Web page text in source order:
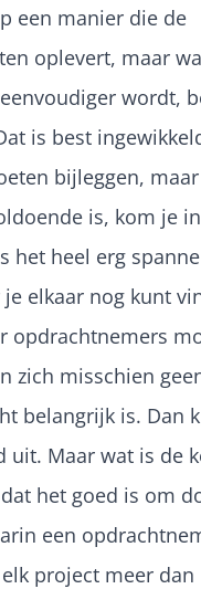
een manier die de
oplevert, maar
wordt,
is best
bijleggen,
is, kom je
het heel erg
elkaar nog kunt
opdrachtnemers
zich misschien
belangrijk is. Dan
Maar wat is de
het goed is om
een
project meer dan